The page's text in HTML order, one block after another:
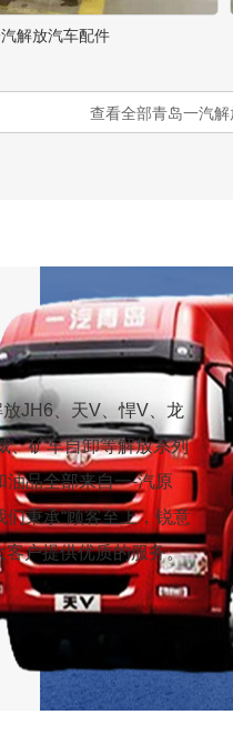
解放汽车配件
查看全部青岛一汽
JH6、天V、悍V、龙
、矿车自卸等解放系列
油品全部来自一-汽原
秉承“顾客至上，锐意
客户提供优质的服务。